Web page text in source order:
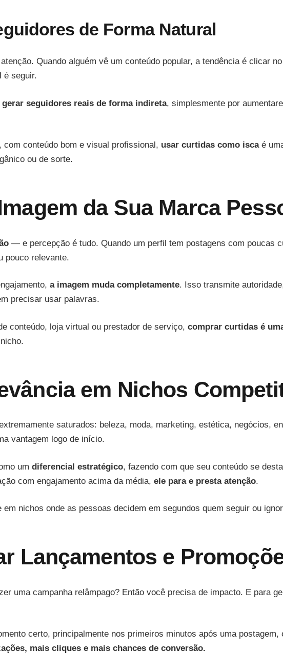
de Forma Natural
Quando alguém vê um conteúdo popular, a tendência é clicar
é seguir.
gerar seguidores reais de forma indireta, simplesmente por
conteúdo bom e visual profissional, usar curtidas como iscaé
ou de sorte.
da Sua Marca
— e percepção é tudo. Quando um perfil tem postagens com poucas
pouco relevante.
a imagem muda completamente. Isso transmite
precisar usar palavras.
conteúdo, loja virtual ou prestador de serviço, comprar curtidas é
em Nichos
saturados: beleza, moda, marketing, estética, negócios,
vantagem logo de início.
um diferencial estratégico, fazendo com que seu conteúdo se
com engajamento acima da média, ele para e presta atenção.
nichos onde as pessoas decidem em segundos quem seguir ou
Lançamentos e
uma campanha relâmpago? Então você precisa de impacto. E para
certo, principalmente nos primeiros minutos após uma
mais cliques e mais chances de conversão.